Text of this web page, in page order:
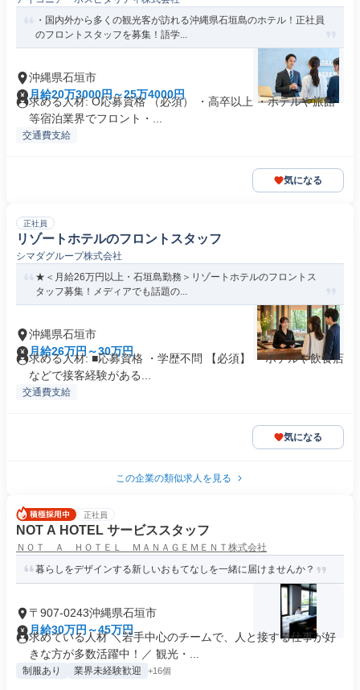
・国内外から多くの観光客が訪れる沖縄県石垣島のホテル！正社員
のフロントスタッフを募集！語学...
沖縄県石垣市
月給20万3000円～25万4000円
求める人材: O応募資格 （必須） ・高卒以上 ・ホテルや旅館
等宿泊業界でフロント・...
交通費支給
気になる
正社員
リゾートホテルのフロントスタッフ
シマダグループ株式会社
★＜月給26万円以上・石垣島勤務＞リゾートホテルのフロントス
タッフ募集！メディアでも話題の...
沖縄県石垣市
月給26万円～30万円
求める人材: ■応募資格 ・学歴不問 【必須】 ・ホテルや飲食店
などで接客経験がある...
交通費支給
気になる
この企業の類似求人を見る
正社員
NOT A HOTEL サービススタッフ
ＮＯＴ Ａ ＨＯＴＥＬ ＭＡＮＡＧＥＭＥＮＴ株式会社
暮らしをデザインする新しいおもてなしを一緒に届けませんか？
〒907-0243沖縄県石垣市
月給30万円～45万円
求めている人材 ＼若手中心のチームで、人と接する仕事が好
きな方が多数活躍中！／ 観光・...
制服あり 業界未経験歓迎 +16個